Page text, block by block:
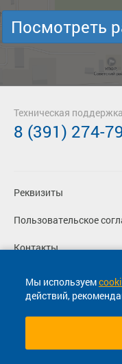
Мы используем
действий,
Посмотреть
Реквизиты
Пользовательское
Контакты
Политика
Перевозчикам
Техническая
8 (391) 274-
© 2013-2026, ООО